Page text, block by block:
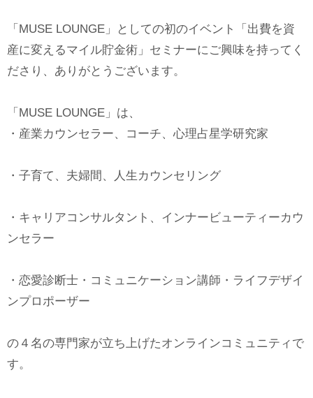
「MUSE LOUNGE」としての初のイベント「出費を資
産に変えるマイル貯金術」セミナーにご興味を持ってく
ださり、ありがとうございます。
「MUSE LOUNGE」は、
・産業カウンセラー、コーチ、心理占星学研究家
・子育て、夫婦間、人生カウンセリング
・キャリアコンサルタント、インナービューティーカウ
ンセラー
・恋愛診断士・コミュニケーション講師・ライフデザイ
ンプロポーザー
の４名の専門家が立ち上げたオンラインコミュニティで
す。